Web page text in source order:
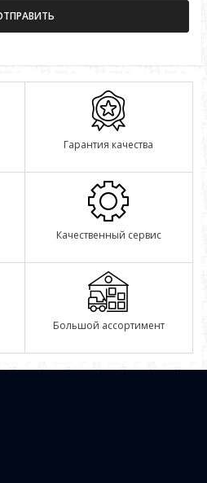
Гарантия качества
Качественный сервис
Большой ассортимент